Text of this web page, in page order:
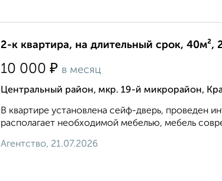
2-к квартира, на длительный срок, 40м²,
10 000 ₽ в месяц
Центральный район, мкр. 19-й микрорайон,
В квартире установлена сейф-дверь, проведен
располагает необходимой мебелью, мебель
Агентство, 21.07.2026